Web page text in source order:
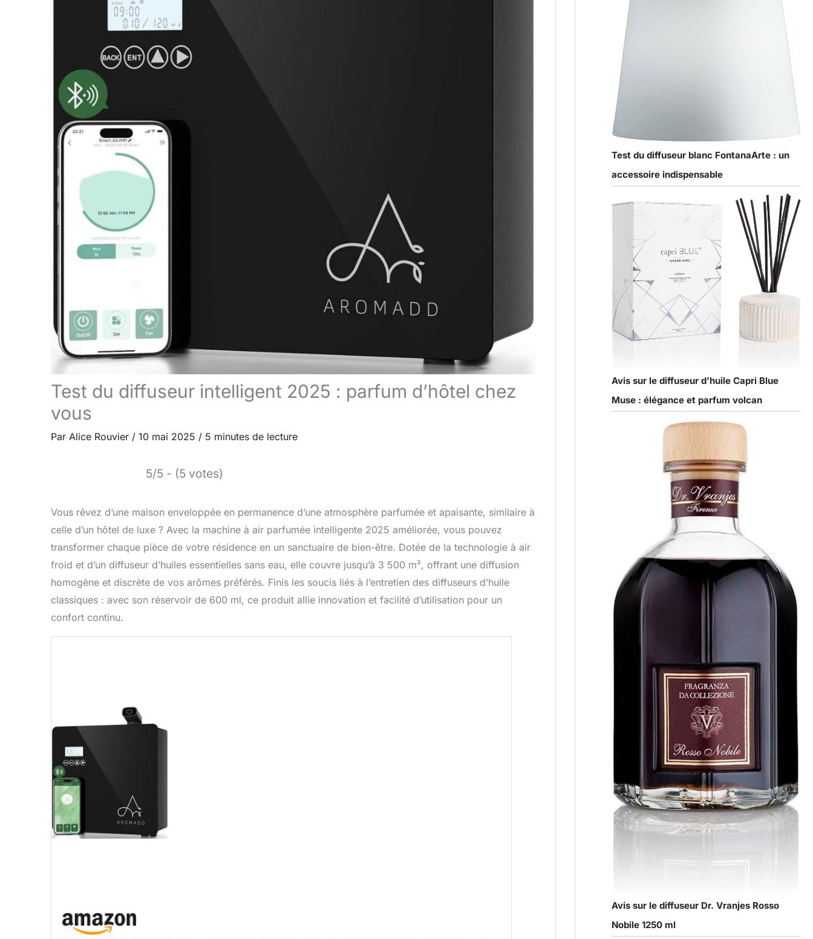
Test du diffuseur intelligent 2025 : parfum d’hôtel chez
vous
Par Alice Rouvier / 10 mai 2025 / 5 minutes de lecture
5/5 - (5 votes)
Vous rêvez d’une maison enveloppée en permanence d’une atmosphère parfumée et apaisante, similaire à
celle d’un hôtel de luxe ? Avec la machine à air parfumée intelligente 2025 améliorée, vous pouvez
transformer chaque pièce de votre résidence en un sanctuaire de bien-être. Dotée de la technologie à air
froid et d’un diffuseur d’huiles essentielles sans eau, elle couvre jusqu’à 3 500 m², offrant une diffusion
homogène et discrète de vos arômes préférés. Finis les soucis liés à l’entretien des diffuseurs d’huile
classiques : avec son réservoir de 600 ml, ce produit allie innovation et facilité d’utilisation pour un
confort continu.
Test du diffuseur blanc FontanaArte : un
accessoire indispensable
Avis sur le diffuseur d’huile Capri Blue
Muse : élégance et parfum volcan
Avis sur le diffuseur Dr. Vranjes Rosso
Nobile 1250 ml